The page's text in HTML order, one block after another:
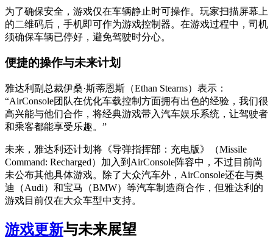
为了确保安全，游戏仅在车辆静止时可操作。玩家扫描屏幕上
的二维码后，手机即可作为游戏控制器。在游戏过程中，司机
须确保车辆已停好，避免驾驶时分心。
便捷的操作与未来计划
雅达利副总裁伊桑·斯蒂恩斯（Ethan Stearns）表示：
“AirConsole团队在优化车载控制方面拥有出色的经验，我们很
高兴能与他们合作，将经典游戏带入汽车娱乐系统，让驾驶者
和乘客都能享受乐趣。”
未来，雅达利还计划将《导弹指挥部：充电版》（Missile
Command: Recharged）加入到AirConsole阵容中，不过目前尚
未公布其他具体游戏。除了大众汽车外，AirConsole还在与奥
迪（Audi）和宝马（BMW）等汽车制造商合作，但雅达利的
游戏目前仅在大众车型中支持。
游戏更新与未来展望